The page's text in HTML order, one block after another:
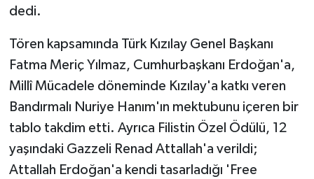
dedi.
Tören kapsamında Türk Kızılay Genel Başkanı
Fatma Meriç Yılmaz, Cumhurbaşkanı Erdoğan'a,
Millî Mücadele döneminde Kızılay'a katkı veren
Bandırmalı Nuriye Hanım'ın mektubunu içeren bir
tablo takdim etti. Ayrıca Filistin Özel Ödülü, 12
yaşındaki Gazzeli Renad Attallah'a verildi;
Attallah Erdoğan'a kendi tasarladığı 'Free